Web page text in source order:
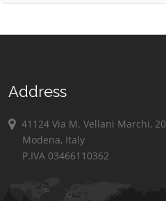
Address
41124 Via M. Vellani Marchi, 20
Modena, Italy
P.IVA 03466110362